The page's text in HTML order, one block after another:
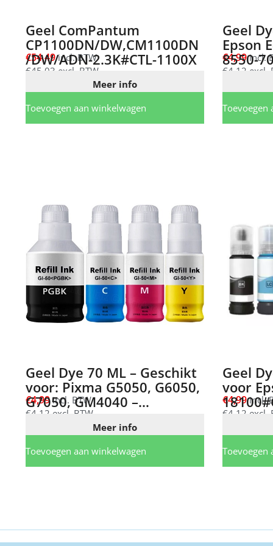
Geel ComPantum
CP1100DN/DW,CM1100DN
/DW/ADN-2.3K#CTL-1100X
€54,49incl. BTW
€45,03 excl. BTW
Meer info
Toevoegen aan winkelwagen
Geel
Epson
8550-
€4,99incl.
€4,12 excl.
Toevoegen
Geel Dye 70 ML – Geschikt
voor: Pixma G5050, G6050,
G7050, GM4040 –
3405C001
€4,99incl. BTW
€4,12 excl. BTW
Meer info
Toevoegen aan winkelwagen
Geel
voor
€4,99incl.
€4,12 excl.
Toevoegen